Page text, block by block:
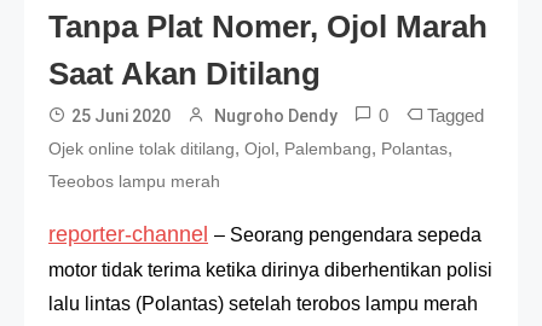
Tanpa Plat Nomer, Ojol Marah
Saat Akan Ditilang
25 Juni 2020 Nugroho Dendy 0 Tagged
Ojek online tolak ditilang, Ojol, Palembang, Polantas,
Teeobos lampu merah
reporter-channel – Seorang pengendara sepeda
motor tidak terima ketika dirinya diberhentikan polisi
lalu lintas (Polantas) setelah terobos lampu merah